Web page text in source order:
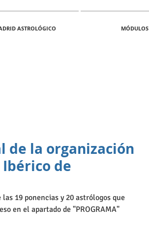
ASTROLÓGICO MÓDULOS
de la organización
Ibérico de
19 ponencias y 20 astrólogos que
en el apartado de "PROGRAMA"